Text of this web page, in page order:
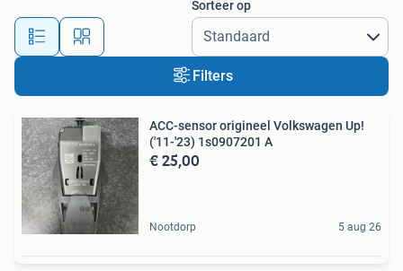
Sorteer op
Filters
ACC-sensor origineel Volkswagen Up!
('11-'23) 1s0907201 A
€ 25,00
Nootdorp 5 aug 26